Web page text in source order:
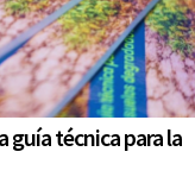
técnica para la